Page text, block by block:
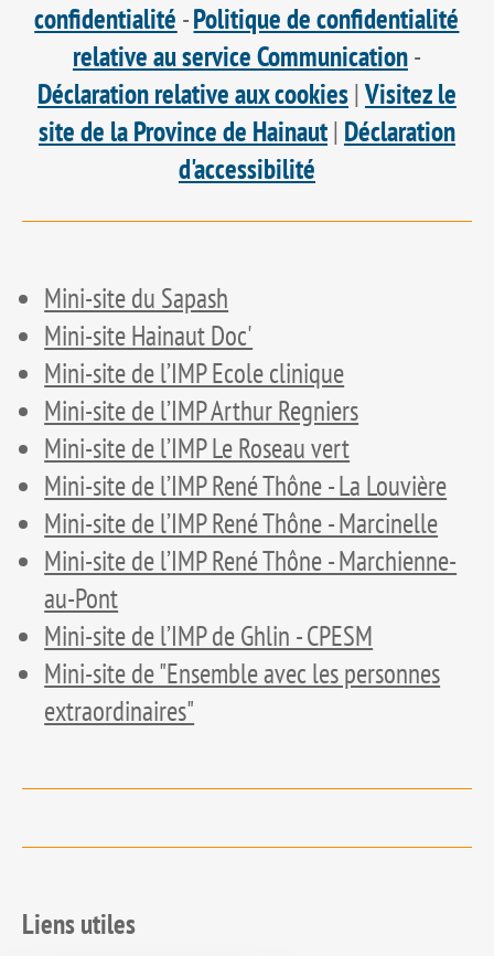
confidentialité -Politique de confidentialité
relative au service Communication-
Déclaration relative aux cookies|Visitez le
site de la Province de Hainaut| Déclaration
d'accessibilité
Mini-site du Sapash
Mini-site Hainaut Doc'
Mini-site de l’IMP Ecole clinique
Mini-site de l’IMP Arthur Regniers
Mini-site de l’IMP Le Roseau vert
Mini-site de l’IMP René Thône - La Louvière
Mini-site de l’IMP René Thône - Marcinelle
Mini-site de l’IMP René Thône - Marchienne-
au-Pont
Mini-site de l’IMP de Ghlin - CPESM
Mini-site de "Ensemble avec les personnes
extraordinaires"
Liens utiles